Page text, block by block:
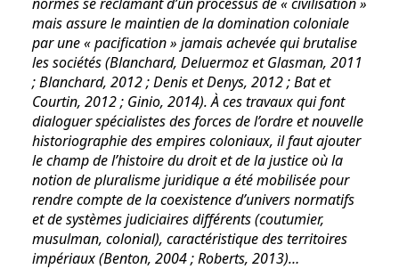
mais assure le maintien de la domination coloniale
par une « pacification » jamais achevée qui brutalise
les sociétés (Blanchard, Deluermoz et Glasman, 2011
; Blanchard, 2012 ; Denis et Denys, 2012 ; Bat et
Courtin, 2012 ; Ginio, 2014). À ces travaux qui font
dialoguer spécialistes des forces de l’ordre et nouvelle
historiographie des empires coloniaux, il faut ajouter
le champ de l’histoire du droit et de la justice où la
notion de pluralisme juridique a été mobilisée pour
rendre compte de la coexistence d’univers normatifs
et de systèmes judiciaires différents (coutumier,
musulman, colonial), caractéristique des territoires
impériaux (Benton, 2004 ; Roberts, 2013)…